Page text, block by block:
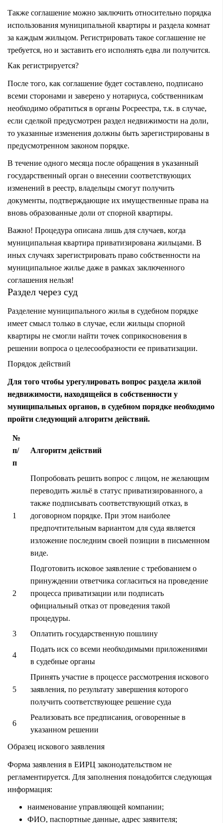
Также соглашение можно заключить относительно порядка
использования муниципальной квартиры и раздела комнат
за каждым жильцом. Регистрировать такое соглашение не
требуется, но и заставить его исполнять едва ли получится.
Как регистрируется?
После того, как соглашение будет составлено, подписано
всеми сторонами и заверено у нотариуса, собственникам
необходимо обратиться в органы Росреестра, т.к. в случае,
если сделкой предусмотрен раздел недвижимости на доли,
то указанные изменения должны быть зарегистрированы в
предусмотренном законом порядке.
В течение одного месяца после обращения в указанный
государственный орган о внесении соответствующих
изменений в реестр, владельцы смогут получить
документы, подтверждающие их имущественные права на
вновь образованные доли от спорной квартиры.
Важно! Процедура описана лишь для случаев, когда
муниципальная квартира приватизирована жильцами. В
иных случаях зарегистрировать право собственности на
муниципальное жилье даже в рамках заключенного
соглашения нельзя!
Раздел через суд
Разделение муниципального жилья в судебном порядке
имеет смысл только в случае, если жильцы спорной
квартиры не смогли найти точек соприкосновения в
решении вопроса о целесообразности ее приватизации.
Порядок действий
Для того чтобы урегулировать вопрос раздела жилой
недвижимости, находящейся в собственности у
муниципальных органов, в судебном порядке необходимо
пройти следующий алгоритм действий.
№
п/
п
Алгоритм действий
1
Попробовать решить вопрос с лицом, не желающим
переводить жильё в статус приватизированного, а
также подписывать соответствующий отказ, в
договорном порядке. При этом наиболее
предпочтительным вариантом для суда является
изложение последним своей позиции в письменном
виде.
2
Подготовить исковое заявление с требованием о
принуждении ответчика согласиться на проведение
процесса приватизации или подписать
официальный отказ от проведения такой
процедуры.
3
Оплатить государственную пошлину
4
Подать иск со всеми необходимыми приложениями
в судебные органы
5
Принять участие в процессе рассмотрения искового
заявления, по результату завершения которого
получить соответствующее решение суда
6
Реализовать все предписания, оговоренные в
указанном решении
Образец искового заявления
Форма заявления в ЕИРЦ законодательством не
регламентируется. Для заполнения понадобится следующая
информация:
наименование управляющей компании;
ФИО, паспортные данные, адрес заявителя;